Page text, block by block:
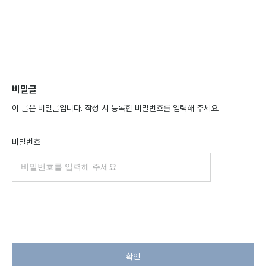
비밀글
이 글은 비밀글입니다. 작성 시 등록한 비밀번호를 입력해 주세요.
비밀번호
확인